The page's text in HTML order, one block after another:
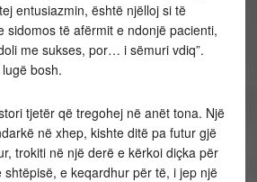
entusiazmin, është njëlloj si të
sidomos të afërmit e ndonjë pacienti,
me sukses, por… i sëmuri vdiq”.
bosh.
tjetër që tregohej në anët tona. Një
në xhep, kishte ditë pa futur gjë
trokiti në një derë e kërkoi diçka për
e keqardhur për të, i jep një